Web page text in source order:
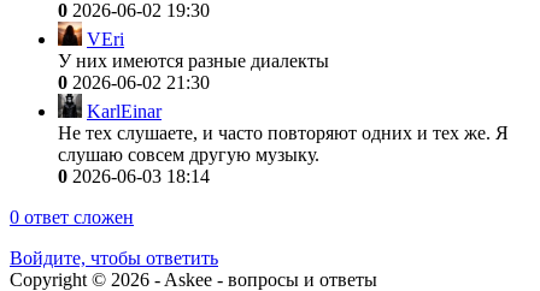
0 2026-06-02 19:30
VEri
У них имеются разные диалекты
0 2026-06-02 21:30
KarlEinar
Не тех слушаете, и часто повторяют одних и тех же. Я
слушаю совсем другую музыку.
0 2026-06-03 18:14
0 ответ сложен
Войдите, чтобы ответить
Copyright © 2026 - Askee - вопросы и ответы